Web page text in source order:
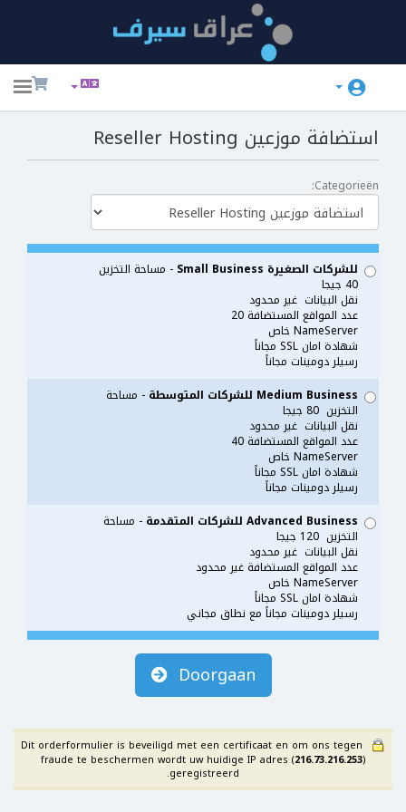
استضافة موزعين Reseller Hosting
Categorieën:
للشركات الصغيرة Small Business - مساحة التخزين
40 جيجا
نقل البيانات غير محدود
عدد المواقع المستضافة 20
NameServer خاص
شهادة امان SSL مجاناً
رسيلر دومينات مجاناً
Medium Business للشركات المتوسطة
- مساحة
التخزين 80 جيجا
نقل البيانات غير محدود
عدد المواقع المستضافة 40
NameServer خاص
شهادة امان SSL مجاناً
رسيلر دومينات مجاناً
Advanced Business للشركات المتقدمة
- مساحة
التخزين 120 جيجا
نقل البيانات غير محدود
عدد المواقع المستضافة غير محدود
NameServer خاص
شهادة امان SSL مجاناً
رسيلر دومينات مجاناً مع نطاق مجاني
Doorgaan
Dit orderformulier is beveiligd met een certificaat en om ons tegen
fraude te beschermen wordt uw huidige IP adres (216.73.216.253)
geregistreerd.